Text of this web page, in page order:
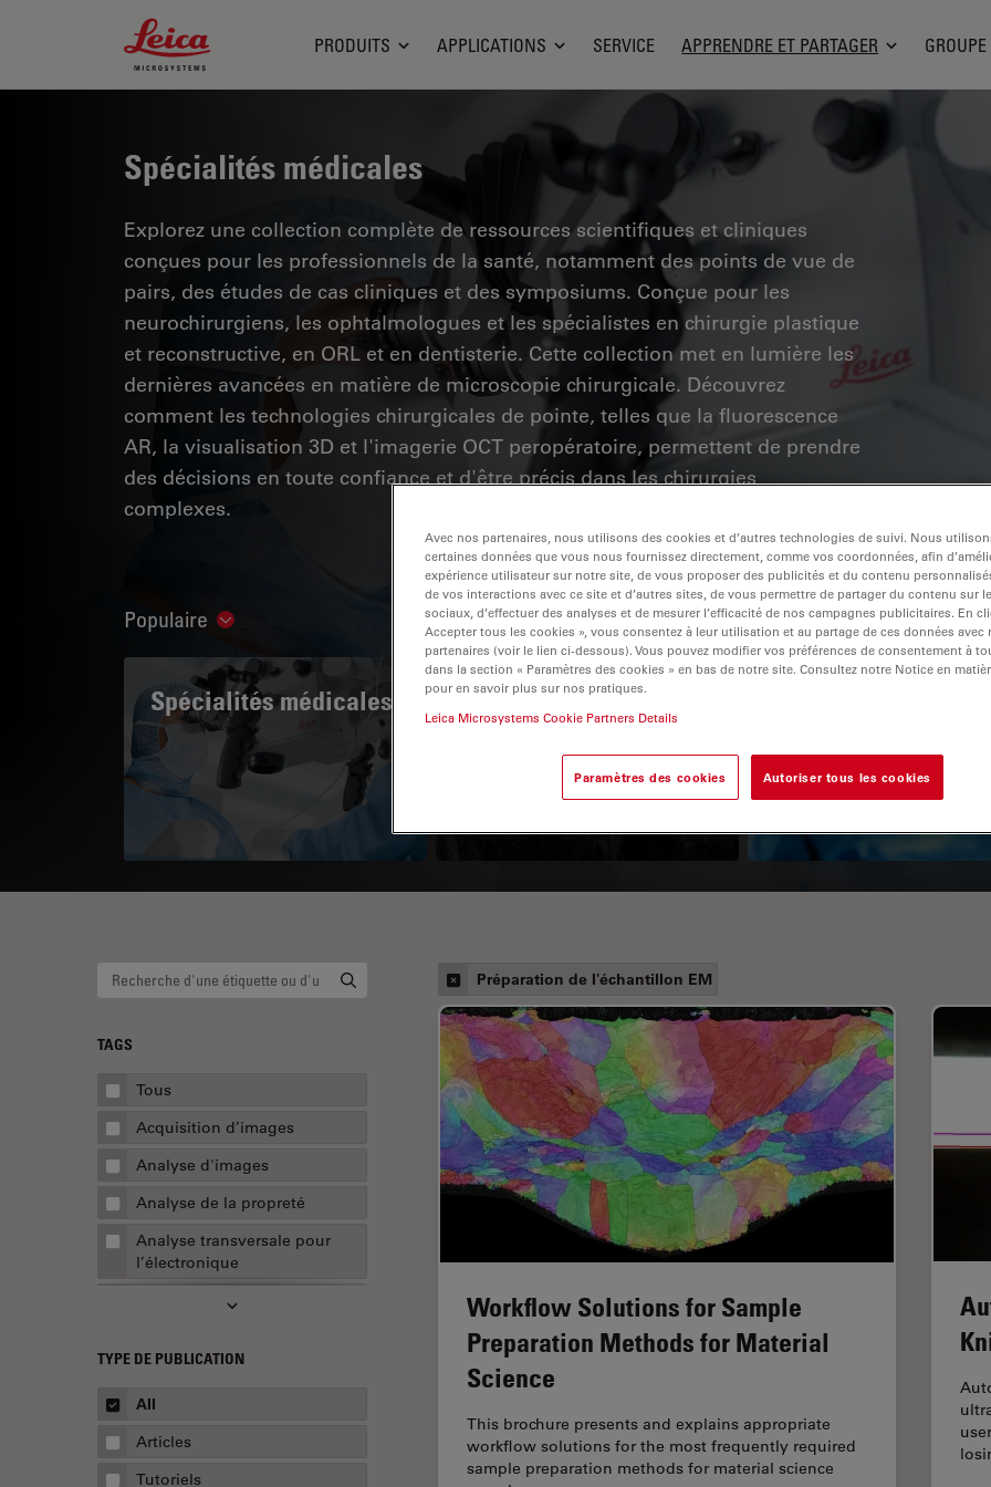
Leica Microsystems Logo
PRODUITS APPLICATIONS SERVICE APPRENDRE ET PARTAGER GROUPE
Spécialités médicales
Explorez une collection complète de ressources scientifiques et cliniques
conçues pour les professionnels de la santé, notamment des points de vue de
pairs, des études de cas cliniques et des symposiums. Conçue pour les
neurochirurgiens, les ophtalmologues et les spécialistes en chirurgie plastique
et reconstructive, en ORL et en dentisterie. Cette collection met en lumière les
dernières avancées en matière de microscopie chirurgicale. Découvrez
comment les technologies chirurgicales de pointe, telles que la fluorescence
AR, la visualisation 3D et l'imagerie OCT peropératoire, permettent de prendre
des décisions en toute confiance et d'être précis dans les chirurgies
complexes.
Populaire Show subnavigation
Spécialités médicales A Guide to OCT
TAGS
Tous
Acquisition d’images
Analyse d'images
Analyse de la propreté
Analyse transversale pour
l’électronique
Contrôle de la qualité
Automobile et aérospatial
Biologie cellulaire
TYPE DE PUBLICATION
All
Articles
Tutoriels
Préparation de l'échantillon EM
Workflow Solutions for Sample
Preparation Methods for Material
Science
This brochure presents and explains appropriate
workflow solutions for the most frequently required
sample preparation methods for material science
Avec nos partenaires, nous utilisons des cookies et d’autres technologies de suivi. Nous
certaines données que vous nous fournissez directement, comme vos coordonnées, afin
expérience utilisateur sur notre site, de vous proposer des publicités et du contenu
de vos interactions avec ce site et d’autres sites, de vous permettre de partager du contenu sur
sociaux, d’effectuer des analyses et de mesurer l’efficacité de nos campagnes publicitaires. En
Accepter tous les cookies », vous consentez à leur utilisation et au partage de ces données avec
partenaires (voir le lien ci-dessous). Vous pouvez modifier vos préférences de consentement à
dans la section « Paramètres des cookies » en bas de notre site. Consultez notre Notice en
pour en savoir plus sur nos pratiques.
Leica Microsystems Cookie Partners Details
Paramètres des cookies Autoriser tous les cookies